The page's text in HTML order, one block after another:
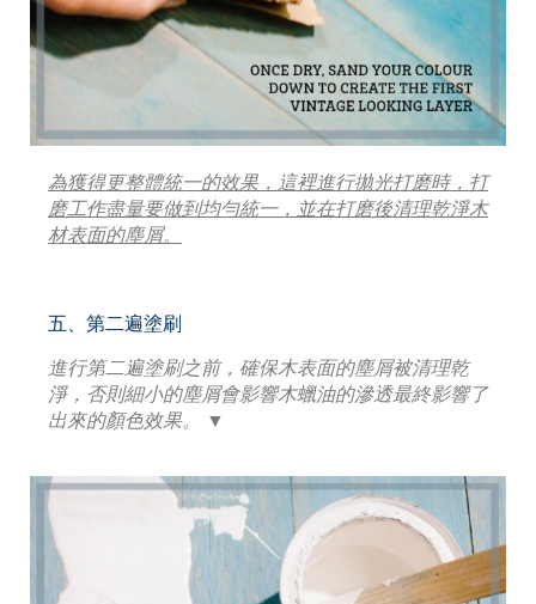
為獲得更整體統一的效果，這裡進行拋光打磨時，打
磨工作盡量要做到均勻統一，並在打磨後清理乾淨木
材表面的塵屑。
五、第二遍塗刷
進行第二遍塗刷之前，確保木表面的塵屑被清理乾
淨，否則細小的塵屑會影響木蠟油的滲透最終影響了
出來的顏色效果。 ▼